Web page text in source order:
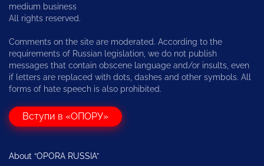
medium business
All rights reserved.
Comments on the site are moderated. According to the
requirements of Russian legislation, we do not publish
messages that contain obscene language and/or insults, even
if letters are replaced with dots, dashes and other symbols. All
forms of hate speech is also prohibited.
Вступи в «ОПОРУ»
About “OPORA RUSSIA”